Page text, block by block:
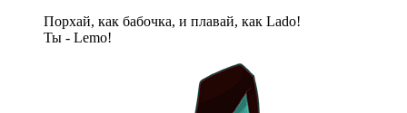
Порхай, как бабочка, и плавай, как Lado!
Ты - Lemo!